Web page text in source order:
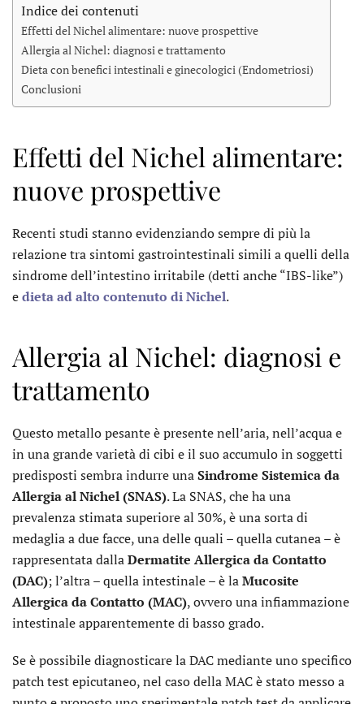
Indice dei contenuti
Effetti del Nichel alimentare: nuove prospettive
Allergia al Nichel: diagnosi e trattamento
Dieta con benefici intestinali e ginecologici (Endometriosi)
Conclusioni
Effetti del Nichel alimentare:
nuove prospettive
Recenti studi stanno evidenziando sempre di più la
relazione tra sintomi gastrointestinali simili a quelli della
sindrome dell’intestino irritabile (detti anche “IBS-like”)
edieta ad alto contenuto di Nichel.
Allergia al Nichel: diagnosi e
trattamento
Questo metallo pesante è presente nell’aria, nell’acqua e
in una grande varietà di cibi e il suo accumulo in soggetti
predisposti sembra indurre unaSindrome Sistemica da
Allergia al Nichel (SNAS). La SNAS, che ha una
prevalenza stimata superiore al 30%, è una sorta di
medaglia a due facce, una delle quali – quella cutanea – è
rappresentata dallaDermatite Allergica da Contatto
(DAC); l’altra – quella intestinale – è laMucosite
Allergica da Contatto (MAC), ovvero una infiammazione
intestinale apparentemente di basso grado.
Se è possibile diagnosticare la DAC mediante uno specifico
patch test epicutaneo, nel caso della MAC è stato messo a